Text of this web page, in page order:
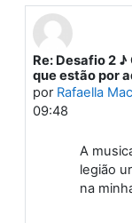
Em resposta à
Re: Desafio 2
que estão por
por Rafaella
09:48
A
legião
na